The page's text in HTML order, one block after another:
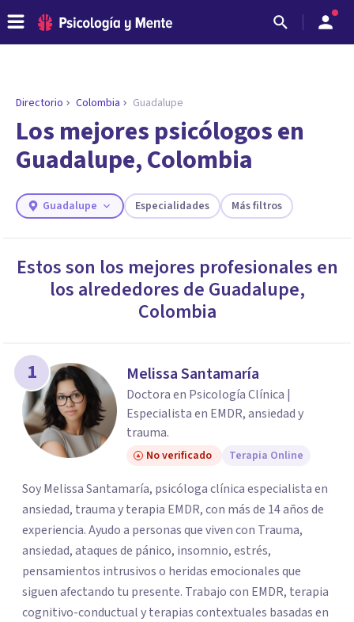
ENCONTRAR MI TERAPEUTA
¿Necesitas ayuda para encontrar el
psicólogo adecuado?
Responde a unas breves preguntas y te ofreceremos
necesidades.
Directorio Colombia Guadalupe
Los mejores psicólogos en
Guadalupe, Colombia
Guadalupe Especialidades Más filtros
Estos son los mejores profesionales en
los alrededores de Guadalupe,
Colombia
1 Melissa Santamaría
Doctora en Psicología Clínica |
Especialista en EMDR, ansiedad y
trauma.
No verificado Terapia Online
Soy Melissa Santamaría, psicóloga clínica especialista en
ansiedad, trauma y terapia EMDR, con más de 14 años de
experiencia. Ayudo a personas que viven con Trauma,
ansiedad, ataques de pánico, insomnio, estrés,
pensamientos intrusivos o heridas emocionales que
siguen afectando tu presente. Trabajo con EMDR, terapia
cognitivo-conductual y terapias contextuales basadas en